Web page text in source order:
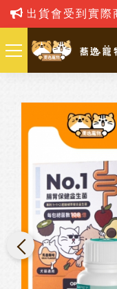
會受到實際商品數